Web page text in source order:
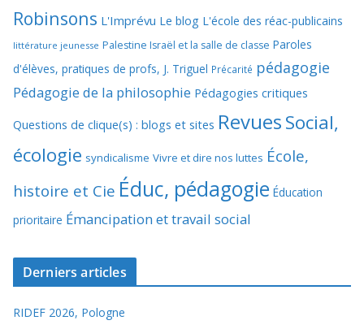
Robinsons L'Imprévu Le blog L'école des réac-publicains
littérature jeunesse Palestine Israël et la salle de classe Paroles
d'élèves, pratiques de profs, J. Triguel Précarité pédagogie
Pédagogie de la philosophie Pédagogies critiques
Questions de clique(s) : blogs et sites RevuesSocial,
écologie syndicalisme Vivre et dire nos luttes École,
histoire et Cie Éduc, pédagogie Éducation
prioritaire Émancipation et travail social
Derniers articles
RIDEF 2026, Pologne